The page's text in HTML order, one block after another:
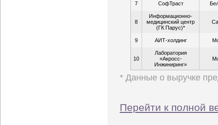
7 СофТраст
8
Информационно-
медицинский центр
(ГК Парус)*
9 АИТ-холдинг
10
Лаборатория
«Акросс-
Инжиниринг»
* Данные о выручке
Перейти к полной